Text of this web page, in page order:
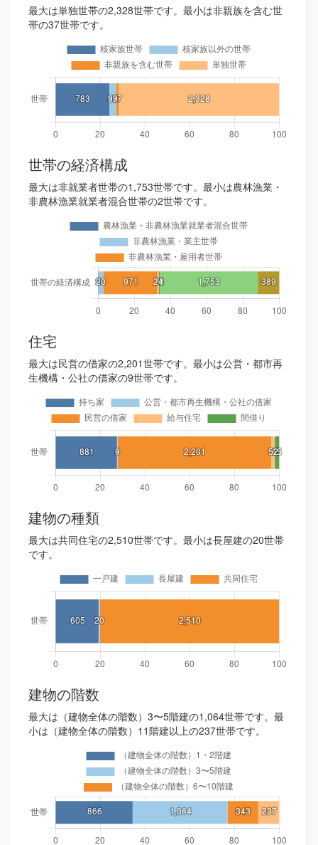
最大は単独世帯の2,328世帯です。最小は非親族を含む世
帯の37世帯です。
世帯の経済構成
最大は非就業者世帯の1,753世帯です。最小は農林漁業・
非農林漁業就業者混合世帯の2世帯です。
住宅
最大は民営の借家の2,201世帯です。最小は公営・都市再
生機構・公社の借家の9世帯です。
建物の種類
最大は共同住宅の2,510世帯です。最小は長屋建の20世帯
です。
建物の階数
最大は（建物全体の階数）3〜5階建の1,064世帯です。最
小は（建物全体の階数）11階建以上の237世帯です。